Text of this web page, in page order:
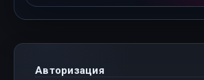
Авторизация